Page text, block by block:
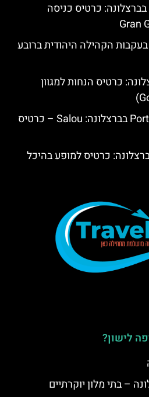
כרטיס כניסה
הקהילה היהודית ברובע
כרטיס הנחות למגוון
פארק המים PortAventura בברצלונה: Salou – כרטיס
כרטיס למופע בהיכל
לישון?